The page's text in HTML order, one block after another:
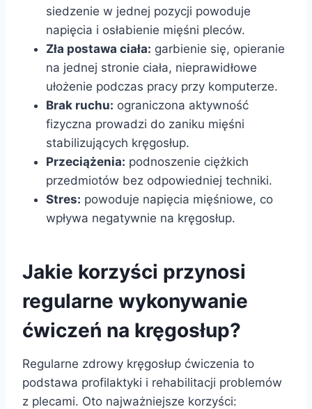
siedzenie w jednej pozycji powoduje
napięcia i osłabienie mięśni pleców.
Zła postawa ciała: garbienie się, opieranie
na jednej stronie ciała, nieprawidłowe
ułożenie podczas pracy przy komputerze.
Brak ruchu: ograniczona aktywność
fizyczna prowadzi do zaniku mięśni
stabilizujących kręgosłup.
Przeciążenia: podnoszenie ciężkich
przedmiotów bez odpowiedniej techniki.
Stres: powoduje napięcia mięśniowe, co
wpływa negatywnie na kręgosłup.
Jakie korzyści przynosi
regularne wykonywanie
ćwiczeń na kręgosłup?
Regularne zdrowy kręgosłup ćwiczenia to
podstawa profilaktyki i rehabilitacji problemów
z plecami. Oto najważniejsze korzyści: